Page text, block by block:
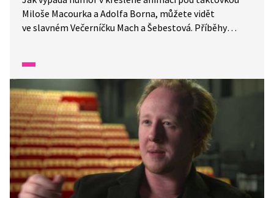
Miloše Macourka a Adolfa Borna, můžete vidět
ve slavném Večerníčku Mach a Šebestová. Příběhy
malovaného pozadí a ultrafánových loutek
vytvořených technikou podmalby.